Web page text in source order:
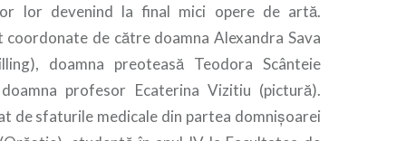
lor devenind la final mici opere de artă.
de către doamna Alexandra Sava
doamna preoteasă Teodora Scânteie
profesor Ecaterina Vizitiu (pictură).
de sfaturile medicale din partea domnişoarei